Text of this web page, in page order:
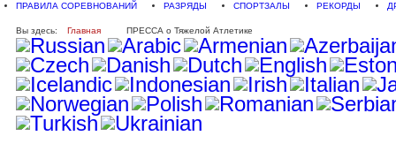
ПРАВИЛА СОРЕВНОВАНИЙ РАЗРЯДЫ СПОРТЗАЛЫ РЕКОРДЫ
Вы здесь: Главная ПРЕССА о Тяжелой Атлетике